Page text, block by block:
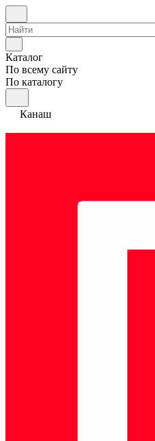
Каталог
По всему сайту
По каталогу
Канаш